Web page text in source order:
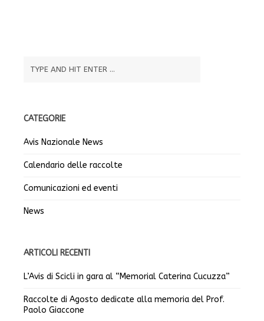
CATEGORIE
Avis Nazionale News
Calendario delle raccolte
Comunicazioni ed eventi
News
ARTICOLI RECENTI
L’Avis di Scicli in gara al “Memorial Caterina Cucuzza”
Raccolte di Agosto dedicate alla memoria del Prof.
Paolo Giaccone